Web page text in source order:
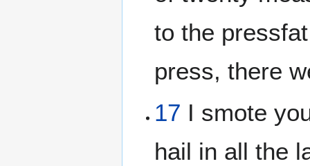
to the
press, there
17 I smote
hail in all the